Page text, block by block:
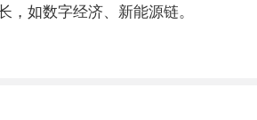
，如数字经济、新能源链。